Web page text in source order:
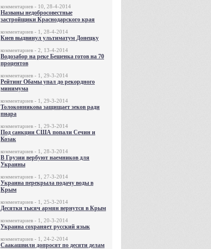
комментариев - 10, 28-4-2014
Названы недобросовестные
застройщики Краснодарского края
комментариев - 1, 28-4-2014
Киев выдвинул ультиматум Донецку
комментариев - 2, 13-4-2014
Водозабор на реке Бешенка готов на 70
процентов
комментариев - 1, 29-3-2014
Рейтинг Обамы упал до рекордного
минимума
комментариев - 1, 29-3-2014
Толоконникова защищает зеков ради
пиара
комментариев - 1, 29-3-2014
Под санкции США попали Сечин и
Козак
комментариев - 1, 28-3-2014
В Грузии вербуют наемников для
Украины
комментариев - 1, 27-3-2014
Украина перекрыла подачу воды в
Крым
комментариев - 1, 25-3-2014
Десятки тысяч армян вернутся в Крым
комментариев - 1, 20-3-2014
Украина сохраняет русский язык
комментариев - 1, 24-2-2014
Саакашвили допросят по десяти делам